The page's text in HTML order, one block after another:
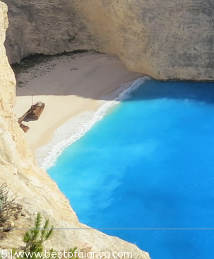
| www.bestofalanya.com